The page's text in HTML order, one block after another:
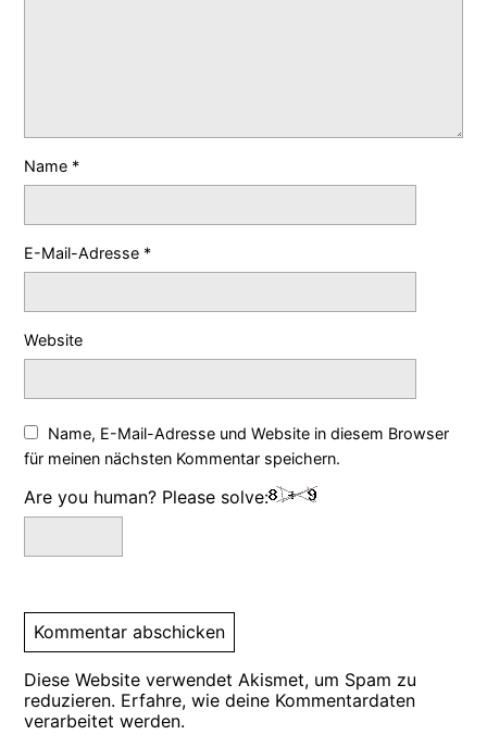
Name *
E-Mail-Adresse *
Website
Name, E-Mail-Adresse und Website in diesem Browser
für meinen nächsten Kommentar speichern.
Are you human? Please solve:
Diese Website verwendet Akismet, um Spam zu
reduzieren. Erfahre, wie deine Kommentardaten
verarbeitet werden.